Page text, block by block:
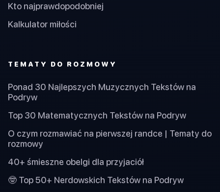
Kto najprawdopodobniej
Kalkulator miłości
TEMATY DO ROZMOWY
Ponad 30 Najlepszych Muzycznych Tekstów na
Podryw
Top 30 Matematycznych Tekstów na Podryw
O czym rozmawiać na pierwszej randce | Tematy do
rozmowy
40+ śmieszne obelgi dla przyjaciół
🤓 Top 50+ Nerdowskich Tekstów na Podryw